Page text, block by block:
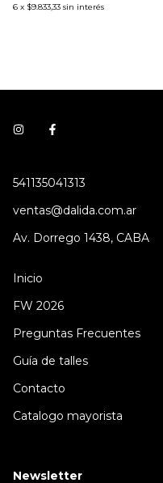
6 x $9.833,33 sin interés
541135041313
ventas@dalida.com.ar
Av. Dorrego 1438, CABA
Inicio
FW 2026
Preguntas Frecuentes
Guía de talles
Contacto
Catalogo mayorista
Newsletter